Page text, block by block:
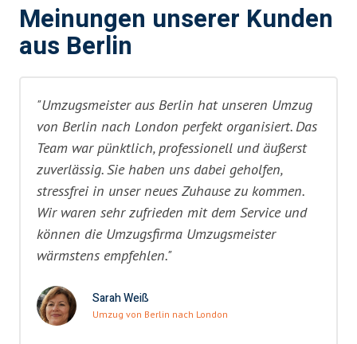
Meinungen unserer Kunden
aus Berlin
"Umzugsmeister aus Berlin hat unseren Umzug
von Berlin nach London perfekt organisiert. Das
Team war pünktlich, professionell und äußerst
zuverlässig. Sie haben uns dabei geholfen,
stressfrei in unser neues Zuhause zu kommen.
Wir waren sehr zufrieden mit dem Service und
können die Umzugsfirma Umzugsmeister
wärmstens empfehlen."
Sarah Weiß
Umzug von Berlin nach London